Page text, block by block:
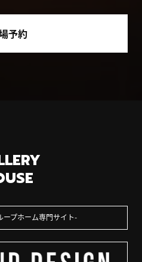
予約
ープホーム専門サイト